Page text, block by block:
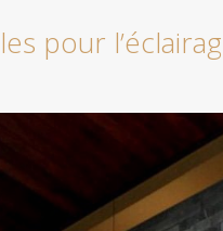
pour